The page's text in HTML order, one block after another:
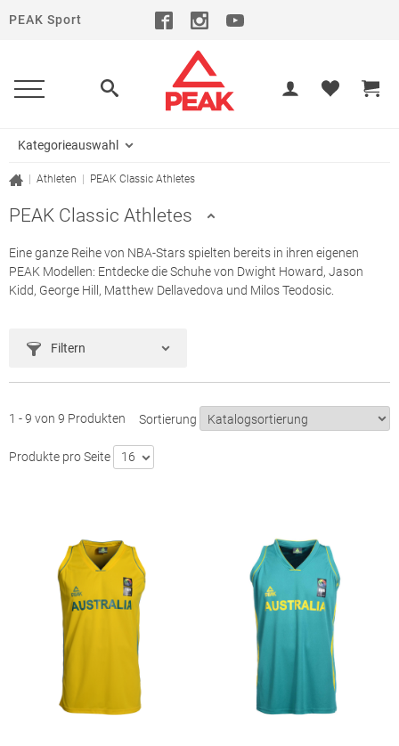
PEAK Sport
Kategorieauswahl
Athleten PEAK Classic Athletes
PEAK Classic Athletes
Eine ganze Reihe von NBA-Stars spielten bereits in ihren eigenen
PEAK Modellen: Entdecke die Schuhe von Dwight Howard, Jason
Kidd, George Hill, Matthew Dellavedova und Milos Teodosic.
Filtern
1 - 9 von 9 Produkten Sortierung
Produkte pro Seite 16